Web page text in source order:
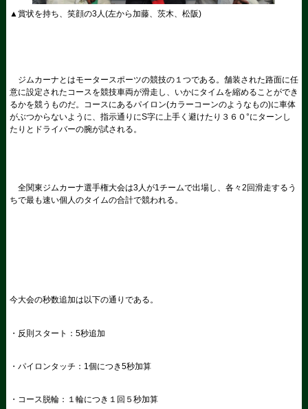
▲賞状を持ち、笑顔の3人 (左から加藤、茨木、松阪)
ジムカーナとはモータースポーツの競技の１つである。舗装された路面に任
意に設定されたコースを競技車両が滑走し、いかにタイムを縮めることができ
るかを競うものだ。コースにあるパイロン(カラーコーンのようなもの)に車体
がぶつからないように、指示通りにS字に上手く避けたり３６０°にターンし
たりとドライバーの腕が試される。
全関東ジムカーナ選手権大会は3人が1チームで出場し、各々2回滑走するう
ちで最も速い個人のタイムの合計で競われる。
今大会の秒数追加は以下の通りである。
・反則スタート： 5秒追加
・パイロンタッチ： 1個につき5秒加算
・コース脱輪：１輪につき１回５秒加算